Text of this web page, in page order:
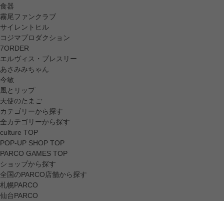
食器
霧尾ファンクラブ
サイレントヒル
コジマプロダクション
7ORDER
エルヴィス・プレスリー
あさみみちゃん
今敏
風とリップ
天使のたまご
カテゴリーから探す
全カテゴリーから探す
culture TOP
POP-UP SHOP TOP
PARCO GAMES TOP
ショップから探す
全国のPARCO店舗から探す
札幌PARCO
仙台PARCO